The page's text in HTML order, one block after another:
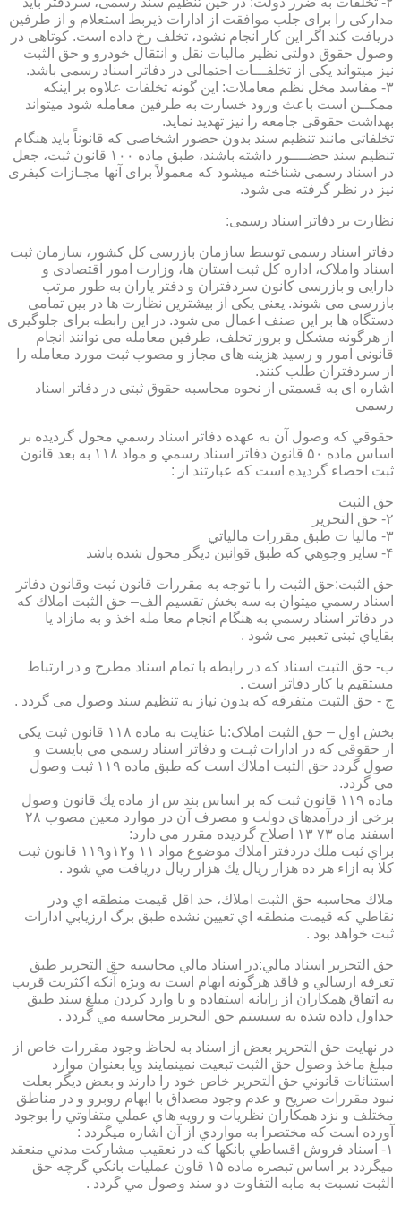
مدارکی را برای جلب موافقت از ادارات ذیربط استعلام و از طرفین
دریافت کند اگر این کار انجام نشود، تخلف رخ داده است. کوتاهی در
وصول حقوق دولتی نظیر مالیات نقل و انتقال خودرو و حق الثبت
نیز میتواند یکی از تخلفـــات احتمالی در دفاتر اسناد رسمی باشد.
۳- مفاسد مخل نظم معاملات: این گونه تخلفات علاوه بر اینکه
ممکــن است باعث ورود خسارت به طرفین معامله شود میتواند
بهداشت حقوقی جامعه را نیز تهدید نماید.
تخلفاتی مانند تنظیم سند بدون حضور اشخاصی که قانوناً باید هنگام
تنظیم سند حضــــور داشته باشند، طبق ماده ۱۰۰ قانون ثبت، جعل
در اسناد رسمی شناخته میشود که معمولاً برای آنها مجـازات کیفری
نیز در نظر گرفته می شود.
نظارت بر دفاتر اسناد رسمی:
دفاتر اسناد رسمی توسط سازمان بازرسی کل کشور، سازمان ثبت
اسناد واملاک، اداره کل ثبت استان ها، وزارت امور اقتصادی و
دارایی و بازرسی کانون سردفتران و دفتر یاران به طور مرتب
بازرسی می شوند. یعنی یکی از بیشترین نظارت ها در بین تمامی
دستگاه ها بر این صنف اعمال می شود. در این رابطه برای جلوگیری
از هرگونه مشکل و بروز تخلف، طرفین معامله می توانند انجام
قانونی امور و رسید هزینه های مجاز و مصوب ثبت مورد معامله را
از سردفتران طلب کنند.
اشاره ای به قسمتی از نحوه محاسبه حقوق ثبتی در دفاتر اسناد
رسمی
حقوقي كه وصول آن به عهده دفاتر اسناد رسمي محول گرديده بر
اساس ماده ۵۰ قانون دفاتر اسناد رسمي و مواد ۱۱۸ به بعد قانون
ثبت احصاء گرديده است كه عبارتند از :
حق الثبت
۲- حق التحرير
۳- ماليا ت طبق مقررات مالياتي
۴- ساير وجوهي كه طبق قوانين ديگر محول شده باشد
حق الثبت:حق الثبت را با توجه به مقررات قانون ثبت وقانون دفاتر
اسناد رسمي ميتوان به سه بخش تقسيم الف– حق الثبت املاك كه
در دفاتر اسناد رسمي به هنگام انجام معا مله اخذ و به مازاد يا
بقاياي ثبتی تعبیر می شود .
ب- حق الثبت اسناد كه در رابطه با تمام اسناد مطرح و در ارتباط
مستقيم با كار دفاتر است .
ج - حق الثبت متفرقه كه بدون نياز به تنظیم سند وصول می گردد .
بخش اول – حق الثبت املاک:با عنايت به ماده ۱۱۸ قانون ثبت يكي
از حقوقي كه در ادارات ثبـت و دفاتر اسناد رسمي مي بايست و
صول گردد حق الثبت املاك است كه طبق ماده ۱۱۹ ثبت وصول
مي گردد.
ماده ۱۱۹ قانون ثبت كه بر اساس بند س از ماده يك قانون وصول
برخي از درآمدهاي دولت و مصرف آن در موارد معين مصوب ۲۸
اسفند ماه ۷۳ ۱۳ اصلاح گرديده مقرر مي دارد:
براي ثبت ملك دردفتر املاك موضوع مواد ۱۱ و۱۲و۱۱۹ قانون ثبت
كلا به ازاء هر ده هزار ريال يك هزار ريال دريافت مي شود .
ملاك محاسبه حق الثبت املاك، حد اقل قيمت منطقه اي ودر
نقاطي كه قيمت منطقه اي تعيين نشده طبق برگ ارزيابي ادارات
ثبت خواهد بود .
حق التحرير اسناد مالي:در اسناد مالي محاسبه حق التحرير طبق
تعرفه ارسالي و فاقد هرگونه ابهام است به ويژه آنكه اكثريت قريب
به اتفاق همكاران از رايانه استفاده و با وارد كردن مبلغ سند طبق
جداول داده شده به سيستم حق التحرير محاسبه مي گردد .
در نهايت حق التحرير بعض از اسناد به لحاظ وجود مقررات خاص از
مبلغ ماخذ وصول حق الثبت تبعيت نمينمايند ويا بعنوان موارد
استنائات قانوني حق التحرير خاص خود را دارند و بعض ديگر بعلت
نبود مقررات صريح و عدم وجود مصداق با ابهام روبرو و در مناطق
مختلف و نزد همكاران نظريات و رويه هاي عملي متفاوتي را بوجود
آورده است كه مختصرا به مواردي از آن اشاره ميگردد :
۱- اسناد فروش اقساطي بانكها كه در تعقيب مشاركت مدني منعقد
ميگردد بر اساس تبصره ماده ۱۵ قاون عمليات بانكي گرچه حق
الثبت نسبت به مابه التفاوت دو سند وصول مي گردد .